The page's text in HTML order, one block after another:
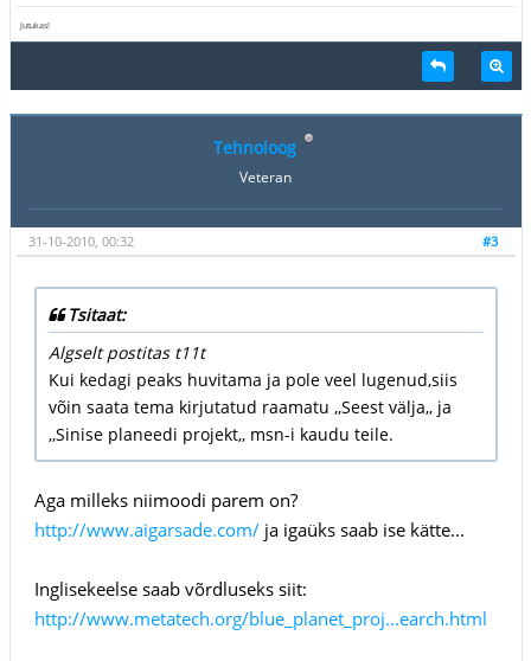
Jutukas!
Tehnoloog
Veteran
#3
31-10-2010, 00:32
Tsitaat:
Algselt postitas t11t
Kui kedagi peaks huvitama ja pole veel lugenud,siis
võin saata tema kirjutatud raamatu ,,Seest välja,, ja
,,Sinise planeedi projekt,, msn-i kaudu teile.
Aga milleks niimoodi parem on?
http://www.aigarsade.com/ja igaüks saab ise kätte...
Inglisekeelse saab võrdluseks siit:
http://www.metatech.org/blue_planet_proj...earch.html